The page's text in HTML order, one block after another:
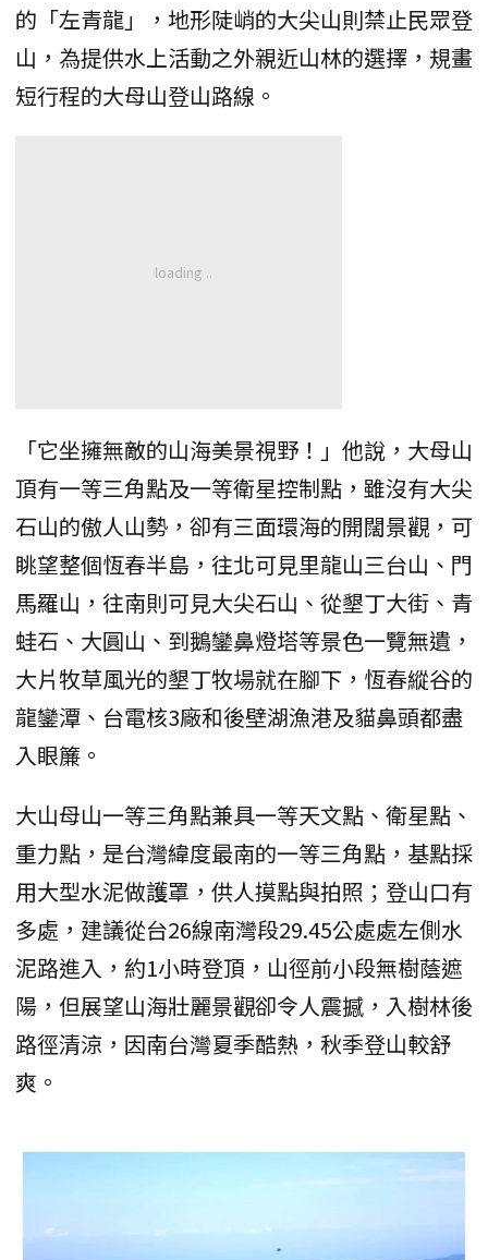
的「左青龍」，地形陡峭的大尖山則禁止民眾登
山，為提供水上活動之外親近山林的選擇，規畫
短行程的大母山登山路線。
「它坐擁無敵的山海美景視野！」他說，大母山
頂有一等三角點及一等衛星控制點，雖沒有大尖
石山的傲人山勢，卻有三面環海的開闊景觀，可
眺望整個恆春半島，往北可見里龍山三台山、門
馬羅山，往南則可見大尖石山、從墾丁大街、青
蛙石、大圓山、到鵝鑾鼻燈塔等景色一覽無遺，
大片牧草風光的墾丁牧場就在腳下，恆春縱谷的
龍鑾潭、台電核3廠和後壁湖漁港及貓鼻頭都盡
入眼簾。
大山母山一等三角點兼具一等天文點、衛星點、
重力點，是台灣緯度最南的一等三角點，基點採
用大型水泥做護罩，供人摸點與拍照；登山口有
多處，建議從台26線南灣段29.45公處處左側水
泥路進入，約1小時登頂，山徑前小段無樹蔭遮
陽，但展望山海壯麗景觀卻令人震撼，入樹林後
路徑清涼，因南台灣夏季酷熱，秋季登山較舒
爽。